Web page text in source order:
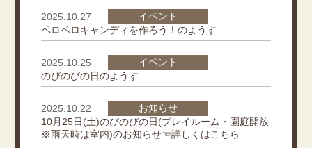
2025.10.27
イベント
ペロペロキャンディを作ろう！のようす
2025.10.25
イベント
のびのびの日のようす
2025.10.22
お知らせ
10月25日(土)のびのびの日(プレイルーム・園庭開放
※雨天時は室内)のお知らせ☜詳しくはこちら